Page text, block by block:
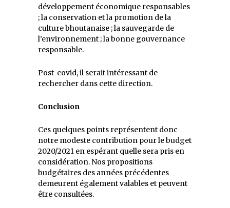
développement économique responsables
; la conservation et la promotion de la
culture bhoutanaise ; la sauvegarde de
l’environnement ; la bonne gouvernance
responsable.
Post-covid, il serait intéressant de
rechercher dans cette direction.
Conclusion
Ces quelques points représentent donc
notre modeste contribution pour le budget
2020/2021 en espérant quelle sera pris en
considération. Nos propositions
budgétaires des années précédentes
demeurent également valables et peuvent
être consultées.